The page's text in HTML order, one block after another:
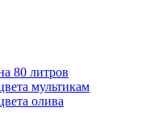
80 литров
мультикам
олива